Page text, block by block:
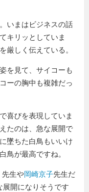
いまはビジネスの話
キリッとしていま
厳しく伝えている。
を見て、サイコーも
ーの胸中も複雑だっ
喜びを表現していま
たのは、急な展開で
墜ちた白鳥もいいけ
鳥が最高ですね。
先生や岡崎京子先生だ
開になりそうです